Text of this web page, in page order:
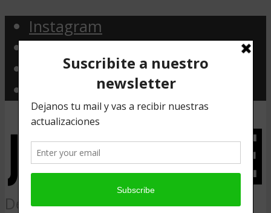
Instagram
Facebook
Twitter
Desde Argentina, noticias de arte